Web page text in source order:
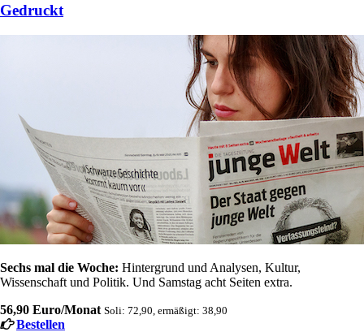
Gedruckt
Sechs mal die Woche: Hintergrund und Analysen, Kultur,
Wissenschaft und Politik. Und Samstag acht Seiten extra.
56,90 Euro/Monat Soli: 72,90, ermäßigt: 38,90
Bestellen